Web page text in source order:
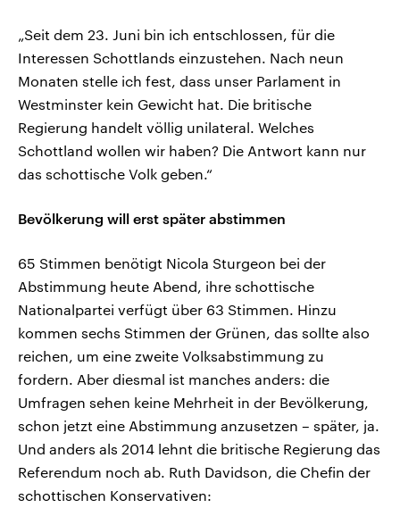
„Seit dem 23. Juni bin ich entschlossen, für die
Interessen Schottlands einzustehen. Nach neun
Monaten stelle ich fest, dass unser Parlament in
Westminster kein Gewicht hat. Die britische
Regierung handelt völlig unilateral. Welches
Schottland wollen wir haben? Die Antwort kann nur
das schottische Volk geben.“
Bevölkerung will erst später abstimmen
65 Stimmen benötigt Nicola Sturgeon bei der
Abstimmung heute Abend, ihre schottische
Nationalpartei verfügt über 63 Stimmen. Hinzu
kommen sechs Stimmen der Grünen, das sollte also
reichen, um eine zweite Volksabstimmung zu
fordern. Aber diesmal ist manches anders: die
Umfragen sehen keine Mehrheit in der Bevölkerung,
schon jetzt eine Abstimmung anzusetzen – später, ja.
Und anders als 2014 lehnt die britische Regierung das
Referendum noch ab. Ruth Davidson, die Chefin der
schottischen Konservativen: